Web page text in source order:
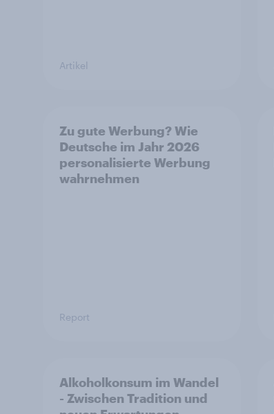
Artikel
Zu gute Werbung? Wie
Deutsche im Jahr 2026
personalisierte Werbung
wahrnehmen
Report
Alkoholkonsum im Wandel​
- Zwischen Tradition und